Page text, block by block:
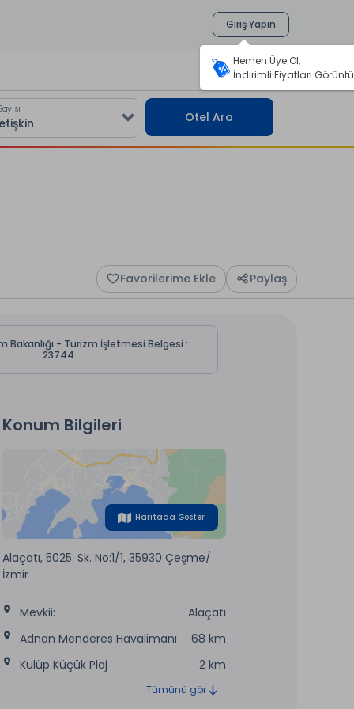
Giriş Yapın
Otel Ara
Favorilerime Ekle Paylaş
Bakanlığı - Turizm İşletmesi Belgesi :
23744
Konum Bilgileri
Haritada Göster
Alaçatı, 5025. Sk. No:1/1, 35930 Çeşme/
İzmir
Mevkii:
Alaçatı
Adnan Menderes Havalimanı
68 km
Kulüp Küçük Plaj
2 km
Tümünü gör
Hemen Üye Ol,
İndirimli Fiyatları